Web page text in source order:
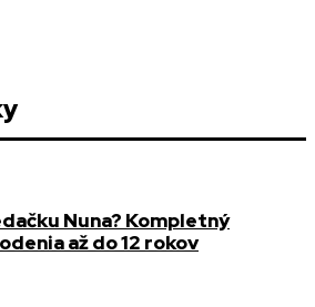
Nuna? Kompletný
až do 12 rokov